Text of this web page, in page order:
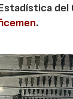
del
.